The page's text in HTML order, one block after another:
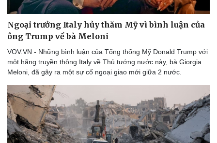
Thể thao
Bóng đá
Lịch thi đấu bóng đá
Thế giới thể thao
eSports
Ô tô - Xe máy
Xe máy
Tư vấn
Ngoại trưởng Italy hủy thăm Mỹ vì bình luận của
ông Trump về bà Meloni
VOV.VN - Những bình luận của Tổng thống Mỹ Donald Trump với
một hãng truyền thông Italy về Thủ tướng nước này, bà Giorgia
Meloni, đã gây ra một sự cố ngoại giao mới giữa 2 nước.